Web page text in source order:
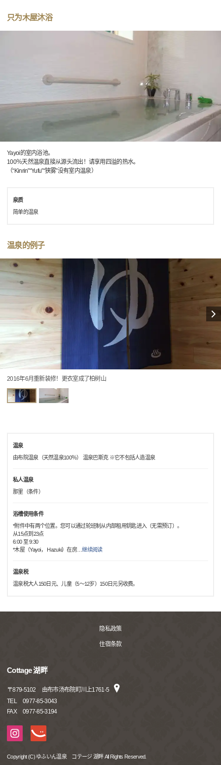
只为木屋沐浴
Yayoi的室内浴池。
100％天然温泉直接从源头流出！请享用四溢的热水。
（“Kinrin”“Yufu”“狭雾”没有室内温泉）
泉质
简单的温泉
温泉的例子
2016年6月重新装修！更衣室成了柏树山
温泉
由布院温泉（天然温泉100％） 温泉巴斯克 ※它不包括人造温泉
私人温泉
那里（条件）
浴槽使用条件
*附件中有两个位置。您可以通过轮班制从内部租用钥匙进入（无需预订）。
从15点到23点
6:00 至 9:30
*木屋（Yayoi， Hazuki）在房 …继续阅读
温泉税
温泉税大人150日元、儿童（5～12岁）150日元另收费。
隐私政策
住宿条款
Cottage 湖畔
〒879-5102
由布市汤布院町川上1761-5
TEL
0977-85-3043
FAX
0977-85-3194
Copyright (C) ゆふいん温泉 コテージ 湖畔 All Rights Reserved.